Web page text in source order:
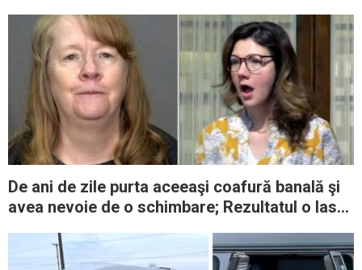
De ani de zile purta aceeaşi coafură banală şi
avea nevoie de o schimbare; Rezultatul o lasă